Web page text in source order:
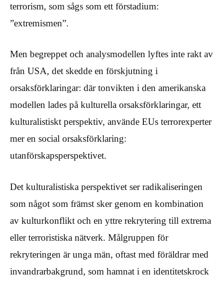
terrorism, som sågs som ett förstadium:
”extremismen”.
Men begreppet och analysmodellen lyftes inte rakt av
från USA, det skedde en förskjutning i
orsaksförklaringar: där tonvikten i den amerikanska
modellen lades på kulturella orsaksförklaringar, ett
kulturalistiskt perspektiv, använde EUs terrorexperter
mer en social orsaksförklaring:
utanförskapsperspektivet.
Det kulturalistiska perspektivet ser radikaliseringen
som något som främst sker genom en kombination
av kulturkonflikt och en yttre rekrytering till extrema
eller terroristiska nätverk. Målgruppen för
rekryteringen är unga män, oftast med föräldrar med
invandrarbakgrund, som hamnat i en identitetskrock